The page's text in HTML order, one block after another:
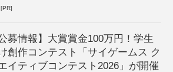
[PR]
公募情報】大賞賞金100万円！学生
創作コンテスト「サイゲームス ク
イティブコンテスト2026」が開催